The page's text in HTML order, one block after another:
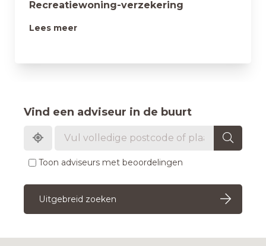
Recreatiewoning-verzekering
Lees meer
Vind een adviseur in de buurt
Toon adviseurs met beoordelingen
Uitgebreid zoeken